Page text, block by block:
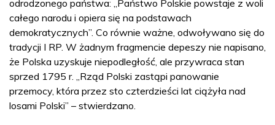
odrodzonego państwa: „Państwo Polskie powstaje z woli
całego narodu i opiera się na podstawach
demokratycznych”. Co równie ważne, odwoływano się do
tradycji I RP. W żadnym fragmencie depeszy nie napisano,
że Polska uzyskuje niepodległość, ale przywraca stan
sprzed 1795 r. „Rząd Polski zastąpi panowanie
przemocy, która przez sto czterdzieści lat ciążyła nad
losami Polski” – stwierdzano.